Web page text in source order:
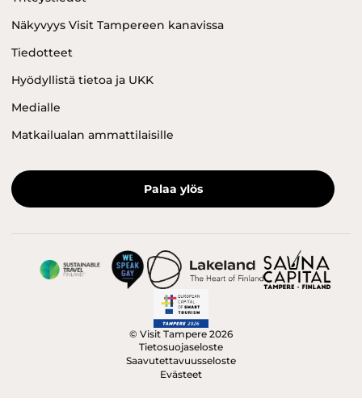
Näkyvyys Visit Tampereen kanavissa
Tiedotteet
Hyödyllistä tietoa ja UKK
Medialle
Matkailualan ammattilaisille
Palaa ylös
© Visit Tampere 2026
Tietosuojaseloste
Saavutettavuusseloste
Evästeet